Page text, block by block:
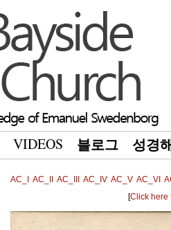
VIDEOS 블로그 성경
AC_I AC_II AC_III AC_IV AC_V AC_VI
[Click here